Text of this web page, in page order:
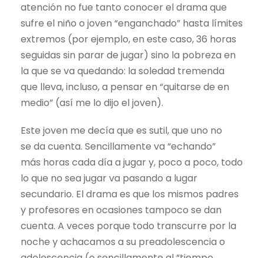
atención no fue tanto conocer el drama que
sufre el niño o joven “enganchado” hasta límites
extremos (por ejemplo, en este caso, 36 horas
seguidas sin parar de jugar) sino la pobreza en
la que se va quedando: la soledad tremenda
que lleva, incluso, a pensar en “quitarse de en
medio” (así me lo dijo el joven).
Este joven me decía que es sutil, que uno no
se da cuenta. Sencillamente va “echando”
más horas cada día a jugar y, poco a poco, todo
lo que no sea jugar va pasando a lugar
secundario. El drama es que los mismos padres
y profesores en ocasiones tampoco se dan
cuenta. A veces porque todo transcurre por la
noche y achacamos a su preadolescencia o